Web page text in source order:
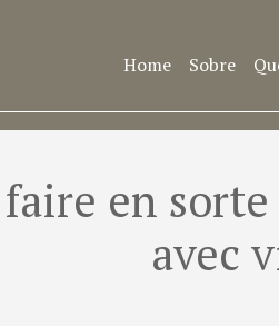
Home Sobre
en
avec